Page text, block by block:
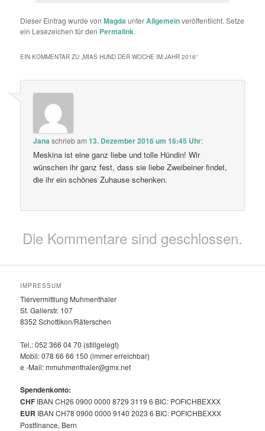
Dieser Eintrag wurde vonMagdaunterAllgemeinveröffentlicht. Setze
ein Lesezeichen für den Permalink.
EIN KOMMENTAR ZU „MIAS HUND DER WOCHE IM JAHR 2016“
Janaschriebam13. Dezember 2016 um 16:45 Uhr:
Meskina ist eine ganz liebe und tolle Hündin! Wir
wünschen ihr ganz fest, dass sie liebe Zweibeiner findet,
die ihr ein schönes Zuhause schenken.
Die Kommentare sind geschlossen.
IMPRESSUM
Tiervermittlung Muhmenthaler
St. Gallerstr. 107
8352 Schottikon/Räterschen
Tel.: 052 366 04 70 (stillgelegt)
Mobil: 078 66 66 150 (immer erreichbar)
e -Mail: mmuhmenthaler@gmx.net
Spendenkonto:
CHF IBAN CH26 0900 0000 8729 3119 6 BIC: POFICHBEXXX
EUR IBAN CH78 0900 0000 9140 2023 6 BIC: POFICHBEXXX
Postfinance, Bern